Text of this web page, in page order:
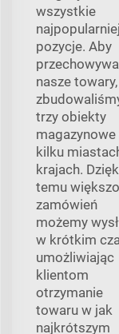
wszystkie
pozycje. Aby
nasze towary,
trzy obiekty
magazynowe
kilku
krajach.
temu
zamówień
możemy
w krótkim
umożliwiając
klientom
otrzymanie
towaru w jak
najkrótszym